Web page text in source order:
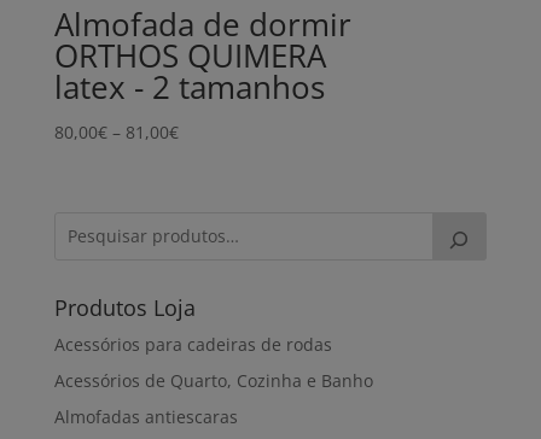
Almofada de dormir
ORTHOS QUIMERA
latex - 2 tamanhos
80,00€ – 81,00€Price
81,00€
Produtos Loja
Acessórios para cadeiras de rodas
Acessórios de Quarto, Cozinha e Banho
Almofadas antiescaras